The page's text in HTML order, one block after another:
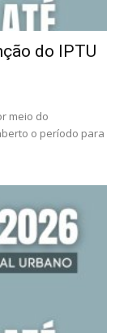
do IPTU
meio do
o período para